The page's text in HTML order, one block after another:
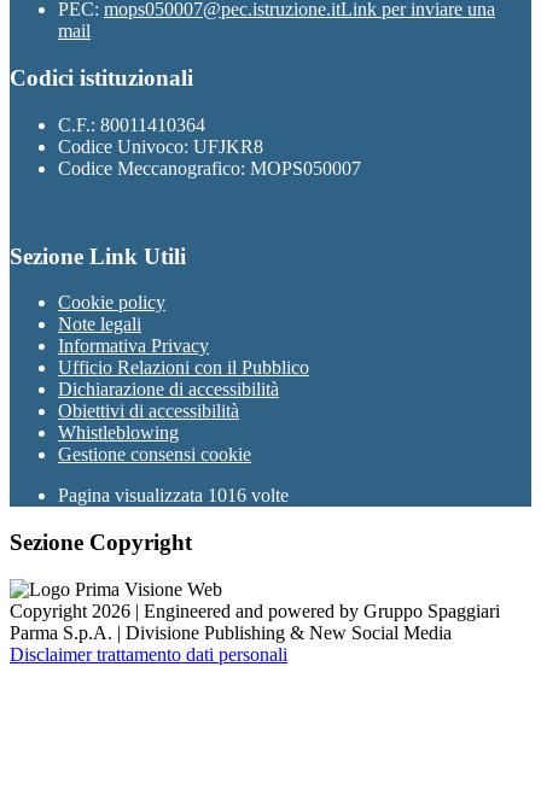
PEC: mops050007@pec.istruzione.itLink per inviare una
mail
Codici istituzionali
C.F.: 80011410364
Codice Univoco: UFJKR8
Codice Meccanografico: MOPS050007
Sezione Link Utili
Cookie policy
Note legali
Informativa Privacy
Ufficio Relazioni con il Pubblico
Dichiarazione di accessibilità
Obiettivi di accessibilità
Whistleblowing
Gestione consensi cookie
Pagina visualizzata 1016 volte
Sezione Copyright
Copyright 2026 | Engineered and powered by Gruppo Spaggiari
Parma S.p.A. | Divisione Publishing & New Social Media
Disclaimer trattamento dati personali